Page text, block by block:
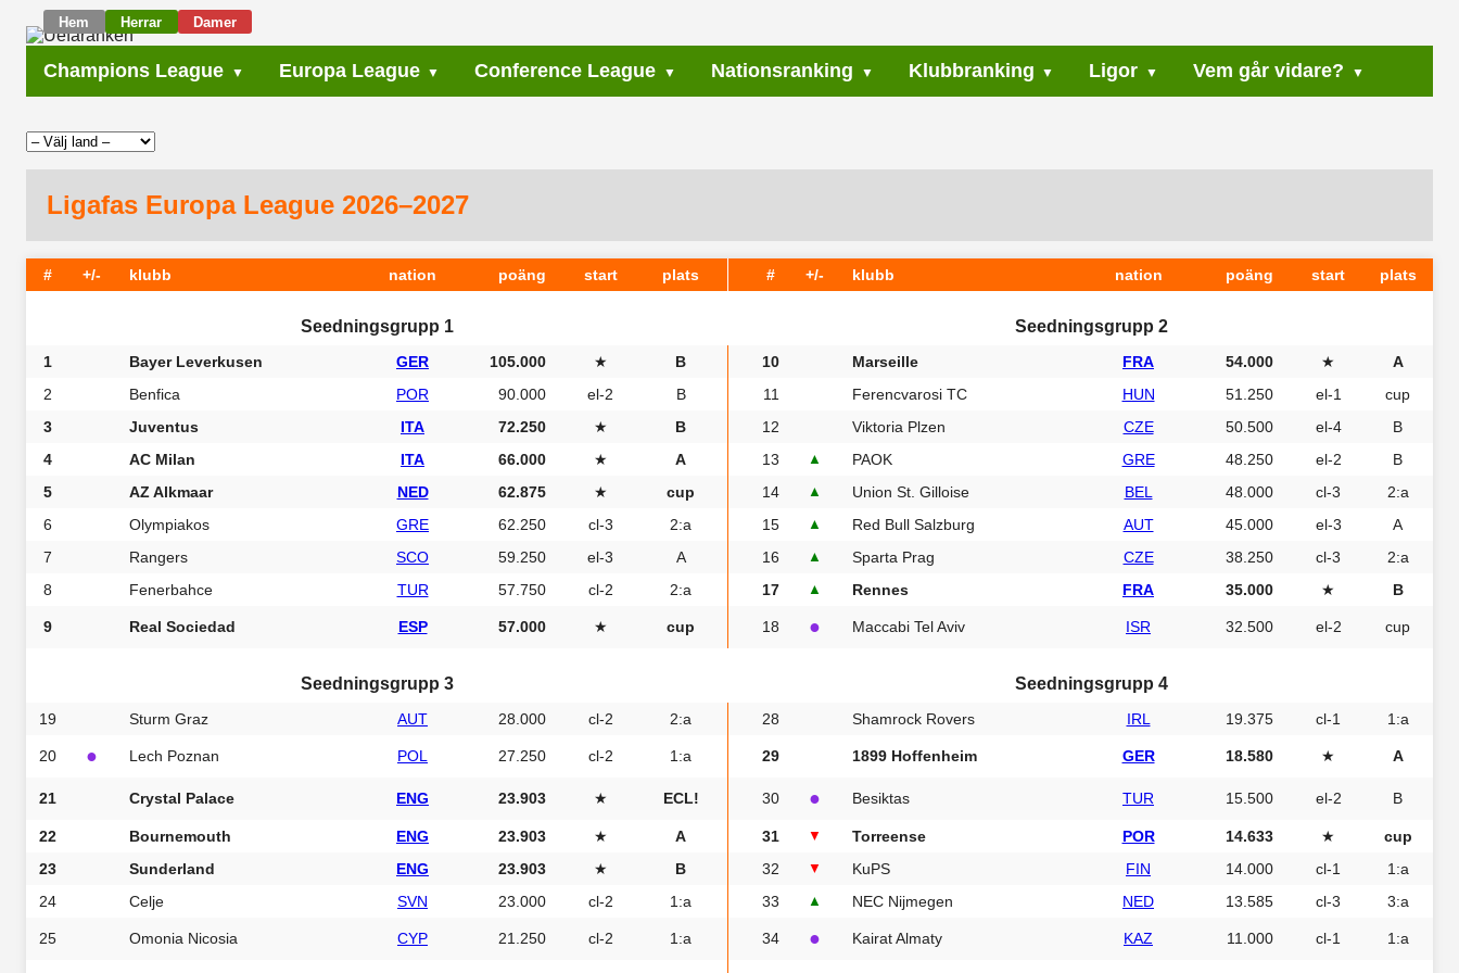
Hem Herrar Damer
Champions League Europa League Conference League Nationsranking Klubbranking Ligor Vem går vidare?
Ligafas Europa League 2026–2027
# +/- klubb nation poäng start plats # +/- klubb nation poäng start plats
Seedningsgrupp 1 Seedningsgrupp 2
1 Bayer Leverkusen GER 105.000 ★ B 10 Marseille FRA 54.000 ★
A
2
Benfica POR 90.000 el-2 B 11 Ferencvarosi TC HUN 51.250 el-1
cup
3
Juventus ITA 72.250 ★ B 12 Viktoria Plzen CZE 50.500 el-4
B
4
AC Milan ITA 66.000 ★ A 13 ▲ PAOK GRE 48.250 el-2
B
5
AZ Alkmaar NED 62.875 ★ cup 14 ▲ Union St. Gilloise BEL 48.000 cl-3
2:a
6
Olympiakos GRE 62.250 cl-3 2:a 15 ▲ Red Bull Salzburg AUT 45.000 el-3
A
7
Rangers SCO 59.250 el-3 A 16 ▲ Sparta Prag CZE 38.250 cl-3
2:a
8
Fenerbahce TUR 57.750 cl-2 2:a 17 ▲ Rennes FRA 35.000 ★ B
9 Real Sociedad ESP 57.000 ★ cup 18 ● Maccabi Tel Aviv ISR 32.500 el-2 cup
Seedningsgrupp 3 Seedningsgrupp 4
19 Sturm Graz AUT 28.000 cl-2 2:a 28 Shamrock Rovers IRL 19.375 cl-1 1:a
20 ● Lech Poznan POL 27.250 cl-2 1:a 29 1899 Hoffenheim GER 18.580 ★ A
21 Crystal Palace ENG 23.903 ★ ECL! 30 ● Besiktas TUR 15.500 el-2 B
22 Bournemouth ENG 23.903 ★ A 31 ▼ Torreense POR 14.633 ★
cup
23
Sunderland ENG 23.903 ★ B 32 ▼ KuPS FIN 14.000 cl-1
1:a
24
Celje SVN 23.000 cl-2 1:a 33 ▲ NEC Nijmegen NED 13.585 cl-3 3:a
25 Omonia Nicosia CYP 21.250 cl-2 1:a 34 ● Kairat Almaty KAZ 11.000 cl-1 1:a